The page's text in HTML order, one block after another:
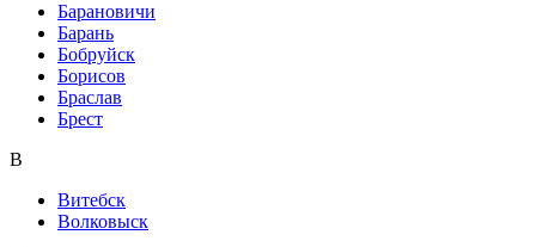
Барановичи
Барань
Бобруйск
Борисов
Браслав
Брест
В
Витебск
Волковыск